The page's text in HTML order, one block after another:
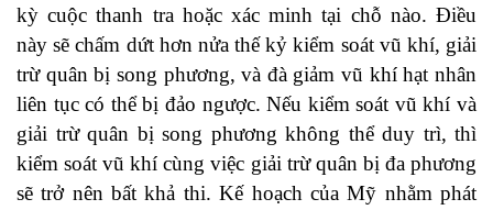
kỳ cuộc thanh tra hoặc xác minh tại chỗ nào. Điều
này sẽ chấm dứt hơn nửa thế kỷ kiểm soát vũ khí, giải
trừ quân bị song phương, và đà giảm vũ khí hạt nhân
liên tục có thể bị đảo ngược. Nếu kiểm soát vũ khí và
giải trừ quân bị song phương không thể duy trì, thì
kiểm soát vũ khí cùng việc giải trừ quân bị đa phương
sẽ trở nên bất khả thi. Kế hoạch của Mỹ nhằm phát